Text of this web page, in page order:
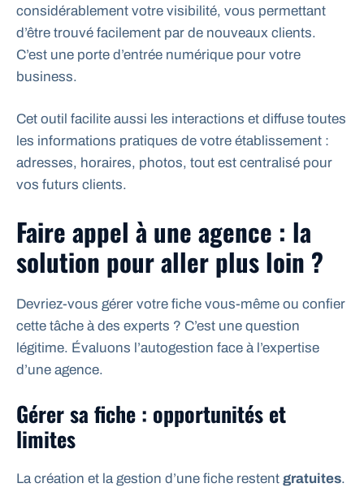
considérablement votre visibilité, vous permettant
d’être trouvé facilement par de nouveaux clients.
C’est une porte d’entrée numérique pour votre
business.
Cet outil facilite aussi les interactions et diffuse toutes
les informations pratiques de votre établissement :
adresses, horaires, photos, tout est centralisé pour
vos futurs clients.
Faire appel à une agence : la
solution pour aller plus loin ?
Devriez-vous gérer votre fiche vous-même ou confier
cette tâche à des experts ? C’est une question
légitime. Évaluons l’autogestion face à l’expertise
d’une agence.
Gérer sa fiche : opportunités et
limites
La création et la gestion d’une fiche restent gratuites.